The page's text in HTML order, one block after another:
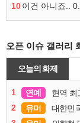
10이건 아니죠..
오픈 이슈 갤러리
오늘의 화제
1 연예 현역 최
2
유머 대한민